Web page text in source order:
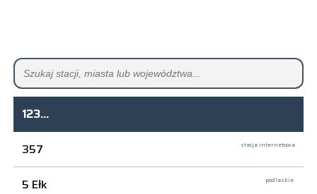
123...
357
stacja internetowa
5 Ełk podlaskie